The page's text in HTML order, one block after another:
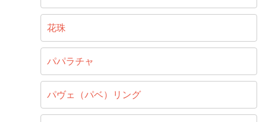
花珠
パパラチャ
パヴェ（パベ）リング